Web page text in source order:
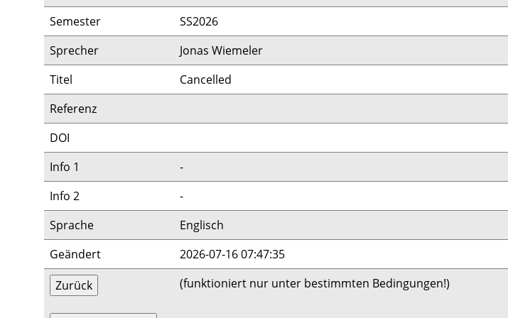
Semester
SS2026
Sprecher
Jonas Wiemeler
Titel
Cancelled
Referenz
DOI
Info 1
-
Info 2
-
Sprache
Englisch
Geändert
2026-07-16 07:47:35
(funktioniert nur unter bestimmten Bedingungen!)